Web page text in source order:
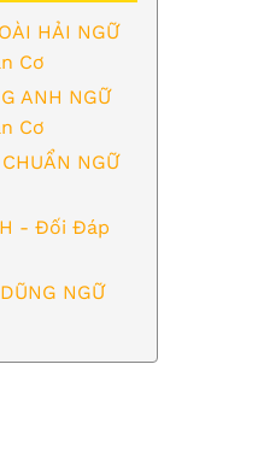
HẢI NGỮ
Cơ
ANH NGỮ
Cơ
NGỮ
- Đối Đáp
NGỮ